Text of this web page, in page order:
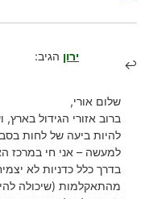
ירון הגיב:
שלום אורי,
ברוב אזורי הגידול
להיות ביעה של לחות
למעשה – אני חי במרכז
בדרך כלל כדניות לא
מהתאקלמות (שיכולה